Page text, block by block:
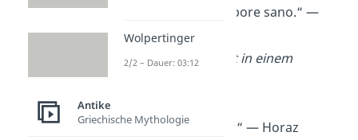
„Mens sana in corpore sano.“ —
Juvenal
Ein gesunder Geist in einem
„Nil desperandum.“ — Horaz
Wolpertinger
2/2 – Dauer: 03:12
Antike
Griechische Mythologie